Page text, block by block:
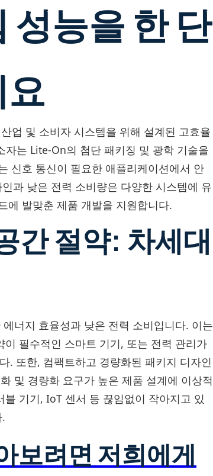
성능을 한 단
업 및 소비자 시스템을 위해 설계된 고효율
자는 Lite-On의 첨단 패키징 및 광학 기술을
신호 통신이 필요한 애플리케이션에서 안
과 낮은 전력 소비량은 다양한 시스템에 유
에 발맞춘 제품 개발을 지원합니다.
간 절약: 차세대
너지 효율성과 낮은 전력 소비입니다. 이는
필수적인 스마트 기기, 또는 전력 관리가
. 또한, 컴팩트하고 경량화된 패키지 디자인
및 경량화 요구가 높은 제품 설계에 이상적
기기, IoT 센서 등 끊임없이 작아지고 있
보려면 저희에게